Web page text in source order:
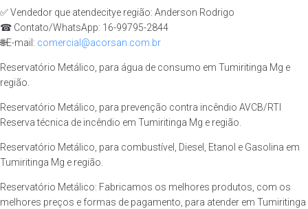
✅ Vendedor que atendecitye região: Anderson Rodrigo
☎ Contato/WhatsApp: 16-99795-2844
🌐E-mail: comercial@acorsan.com.br
Reservatório Metálico, para água de consumo em Tumiritinga Mg e
região.
Reservatório Metálico, para prevenção contra incêndio AVCB/RTI
Reserva técnica de incêndio em Tumiritinga Mg e região.
Reservatório Metálico, para combustível, Diesel, Etanol e Gasolina em
Tumiritinga Mg e região.
Reservatório Metálico: Fabricamos os melhores produtos, com os
melhores preços e formas de pagamento, para atender em Tumiritinga